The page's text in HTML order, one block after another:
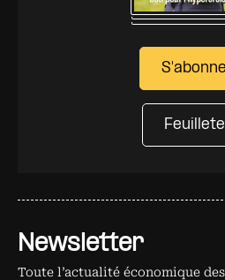
Newsletter
Toute l’actualité économique